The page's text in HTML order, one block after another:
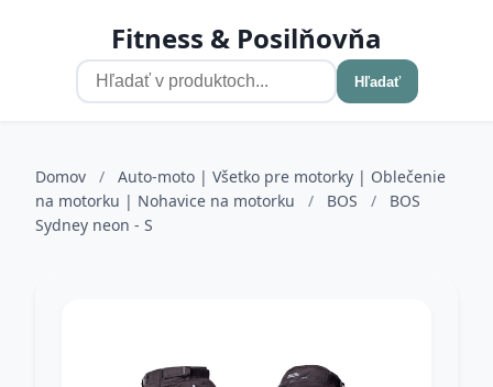
Fitness & Posilňovňa
Hľadať
Domov /
Auto-moto | Všetko pre motorky | Oblečenie
na motorku | Nohavice na motorku
/ BOS /
BOS
Sydney neon - S